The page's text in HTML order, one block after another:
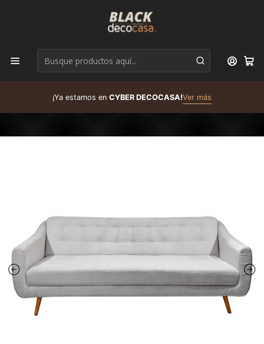
¡Ya estamos en CYBER DECOCASA!Ver más